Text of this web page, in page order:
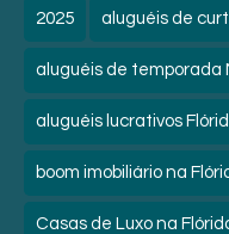
2025 aluguéis de
aluguéis de temporada
aluguéis lucrativos
boom imobiliário na
Casas de Luxo na